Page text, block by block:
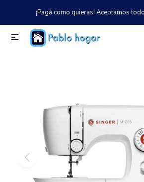
¡Pagá como quieras! Aceptamos
 Catálogo Tienda
Refrigeración
Tecnología